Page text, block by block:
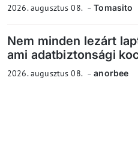
2026. augusztus 08. Tomasito
Nem minden lezárt
ami adatbiztonsági
2026. augusztus 08. anorbee